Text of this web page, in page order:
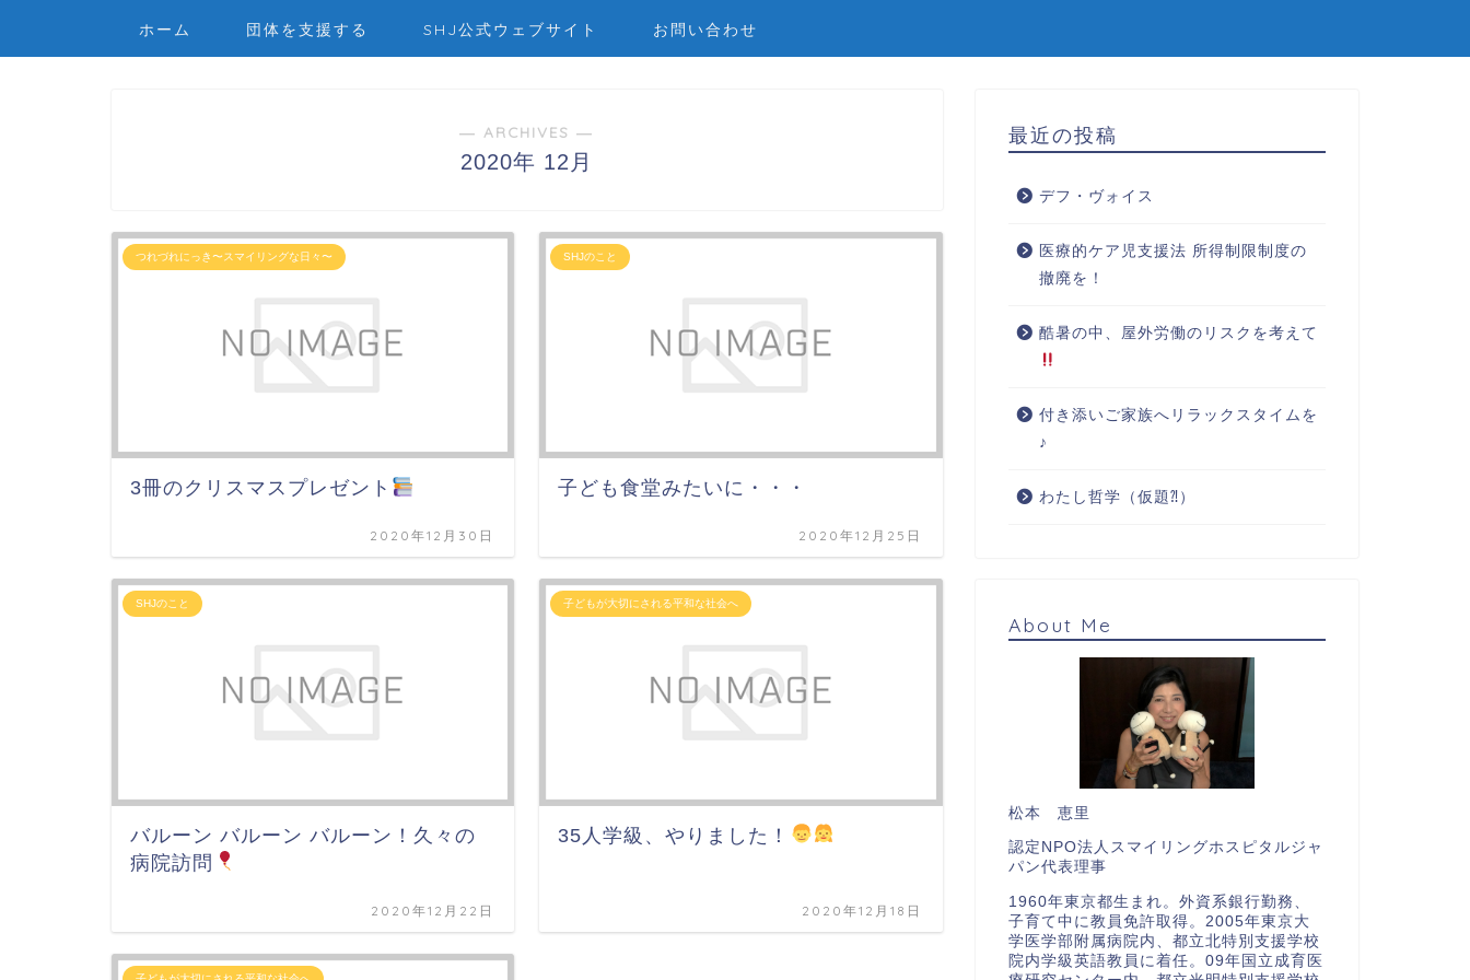
ホーム 団体を支援する SHJ公式ウェブサイト お問い合わせ
― ARCHIVES ―
2020年 12月
つれづれにっき〜スマイリングな日々〜
3冊のクリスマスプレゼント
2020年12月30日
SHJのこと
子ども食堂みたいに・・・
2020年12月25日
SHJのこと
バルーン バルーン バルーン！久々の
病院訪問
2020年12月22日
子どもが大切にされる平和な社会へ
35人学級、やりました！
2020年12月18日
最近の投稿
デフ・ヴォイス
医療的ケア児支援法 所得制限制度の
撤廃を！
酷暑の中、屋外労働のリスクを考えて
付き添いご家族へリラックスタイムを
♪
わたし哲学（仮題⁈）
About Me
松本 恵里
認定NPO法人スマイリングホスピタルジャ
パン代表理事
1960年東京都生まれ。外資系銀行勤務、
子育て中に教員免許取得。2005年東京大
学医学部附属病院内、都立北特別支援学校
院内学級英語教員に着任。09年国立成育医